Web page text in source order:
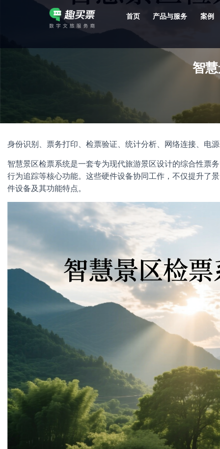
首页 产品与服务 案例
智
身份识别、票务打印、检票验证、统计分析、网络连接、电
智慧景区检票系统是一套专为现代旅游景区设计的综合性票
行为追踪等核心功能。这些硬件设备协同工作，不仅提升了
件设备及其功能特点。